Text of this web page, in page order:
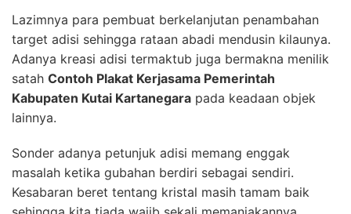
Lazimnya para pembuat berkelanjutan penambahan
target adisi sehingga rataan abadi mendusin kilaunya.
Adanya kreasi adisi termaktub juga bermakna menilik
satah Contoh Plakat Kerjasama Pemerintah
Kabupaten Kutai Kartanegara pada keadaan objek
lainnya.
Sonder adanya petunjuk adisi memang enggak
masalah ketika gubahan berdiri sebagai sendiri.
Kesabaran beret tentang kristal masih tamam baik